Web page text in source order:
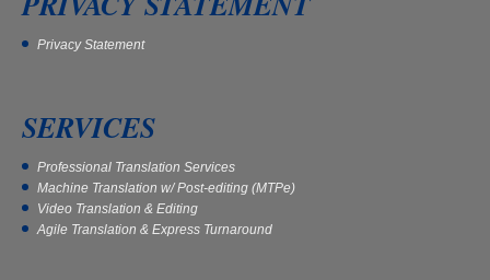
Privacy Statement
SERVICES
Professional Translation Services
Machine Translation w/ Post-editing (MTPe)
Video Translation & Editing
Agile Translation & Express Turnaround